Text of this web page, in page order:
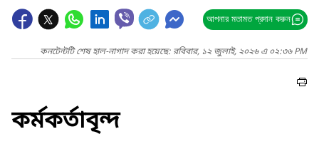
আপনার মতামত প্রদান করুন
কনটেন্টটি শেষ হাল-নাগাদ করা হয়েছে: রবিবার, ১২ জুলাই, ২০২৬ এ ০২:৩৬ PM
কর্মকর্তাবৃন্দ